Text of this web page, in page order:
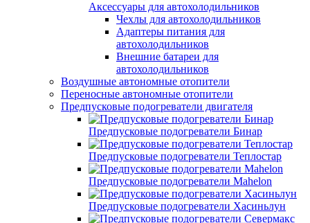
Аксессуары для автохолодильников
Чехлы для автохолодильников
Адаптеры питания для
автохолодильников
Внешние батареи для
автохолодильников
Воздушные автономные отопители
Переносные автономные отопители
Предпусковые подогреватели двигателя
Предпусковые подогреватели Бинар
Предпусковые подогреватели Теплостар
Предпусковые подогреватели Mahelon
Предпусковые подогреватели Хасиньлун